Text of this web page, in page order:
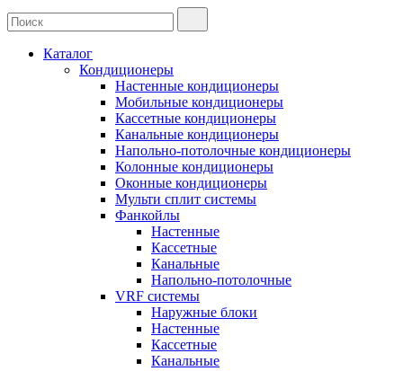
Каталог
Кондиционеры
Настенные кондиционеры
Мобильные кондиционеры
Кассетные кондиционеры
Канальные кондиционеры
Напольно-потолочные кондиционеры
Колонные кондиционеры
Оконные кондиционеры
Мульти сплит системы
Фанкойлы
Настенные
Кассетные
Канальные
Напольно-потолочные
VRF системы
Наружные блоки
Настенные
Кассетные
Канальные